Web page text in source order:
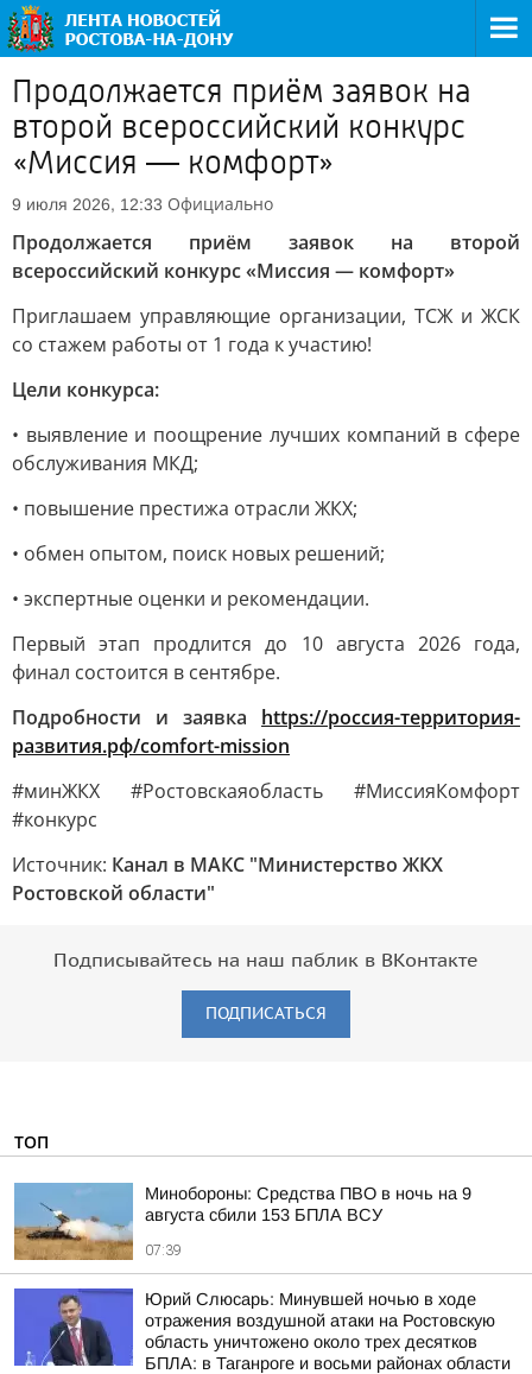
Продолжается приём заявок на
второй всероссийский конкурс
«Миссия — комфорт»
9 июля 2026, 12:33 Официально
Продолжается приём заявок на второй
всероссийский конкурс «Миссия — комфорт»
Приглашаем управляющие организации, ТСЖ и ЖСК
со стажем работы от 1 года к участию!
Цели конкурса:
• выявление и поощрение лучших компаний в сфере
обслуживания МКД;
• повышение престижа отрасли ЖКХ;
• обмен опытом, поиск новых решений;
• экспертные оценки и рекомендации.
Первый этап продлится до 10 августа 2026 года,
финал состоится в сентябре.
Подробности и заявка
https://россия-территория-
развития.рф/comfort-mission
#минЖКХ #Ростовскаяобласть #МиссияКомфорт
#конкурс
Источник: Канал в МАКС "Министерство ЖКХ
Ростовской области"
Подписывайтесь на наш паблик в ВКонтакте
ПОДПИСАТЬСЯ
ТОП
Минобороны: Средства ПВО в ночь на 9
августа сбили 153 БПЛА ВСУ
07:39
Юрий Слюсарь: Минувшей ночью в ходе
отражения воздушной атаки на Ростовскую
область уничтожено около трех десятков
БПЛА: в Таганроге и восьми районах области